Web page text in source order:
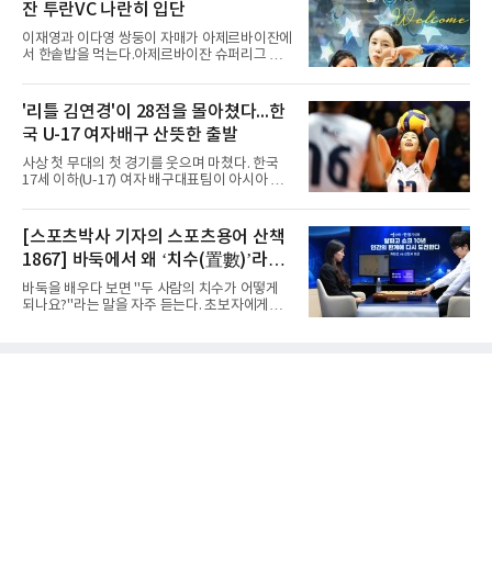
완파했다. 이로써 경복고는 예선 2전 전승을 기
록하며 조 1위로 결승 토너먼트에 진출했다.경
복고는 1쿼터 초반부터 박지오의 높은 슛 성공
률을 앞세워 공격을 주도하며 24-15로 기선을
후반 들어 내·외곽에서 고른 득점포를 가동하며
점수 차를 크게 벌려 여유 있게 승
잔 투란VC 나란히 입단
이재영과 이다영 쌍둥이 자매가 아제르바이잔에
서 한솥밥을 먹는다.아제르바이잔 슈퍼리그 투
일 이다영과도 계약했다고 발표했다. 구단은 이
다영이 2026-2027시즌 투란 소속으로 활약할
예정이라고 전했다.두 선수가 국내를 떠난 것은
2021년이다. V리그 흥국생명 소속이던 당시 중
학교 시절 학교 폭력을 행사했다는 폭로가 나오
면서 한국 배구계를 등졌다.이재영의 해외 여정
은 순탄치 않았다. 2021년 말 그리스 PAOK 테
리그 빅토리아 히메지에 합류했다가 지난 5월
팀을 떠났다.이다영은 더 많은 무대를
'리틀 김연경'이 28점을 몰아쳤다...한
국 U-17 여자배구 산뜻한 출발
사상 첫 무대의 첫 경기를 웃으며 마쳤다. 한국
17세 이하(U-17) 여자 배구대표팀이 아시아 챔
전을 승리로 장식했다.이승여 감독이 이끄는 한
국은 7일(한국시간) 칠레 로스 안데스의 리세오
믹스토 체육관에서 열린 2026 국제배구연맹
(FIVB) U-17 여자 세계선수권대회 조별리그 D조
1차전에서 푸에르토리코를 3-1(25-10 25-23
19-25 26-24)로 이겼다.승리의 중심에는 '리틀
김연경'으로 불리는 아웃사이드 히터 손서연(선
[스포츠박사 기자의 스포츠용어 산책
1867] 바둑에서 왜 ‘치수(置數)’라고
말할까
바둑을 배우다 보면 "두 사람의 치수가 어떻게
되나요?"라는 말을 자주 듣는다. 초보자에게는